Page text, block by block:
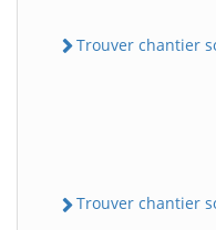
Trouver chantier
Trouver chantier